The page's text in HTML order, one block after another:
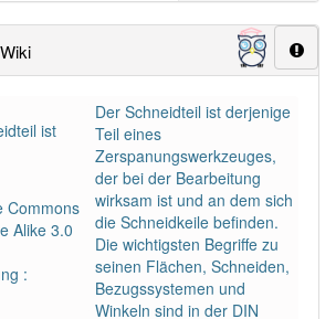
Nutzer haben den Artikel
Commons
Alike 3.0
:
Der Schneidteil ist derjenige
Teil eines
Zerspanungswerkzeuges,
der bei der Bearbeitung
wirksam ist und an dem sich
die Schneidkeile befinden.
Die wichtigsten Begriffe zu
seinen Flächen, Schneiden,
Bezugssystemen und
Winkeln sind in der DIN